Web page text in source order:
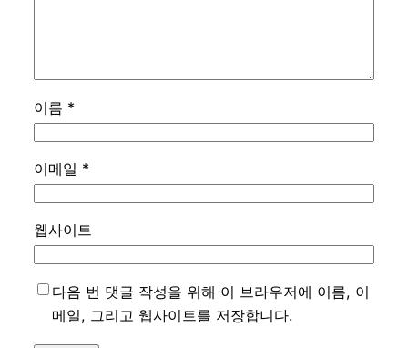
이름 *
이메일 *
웹사이트
다음 번 댓글 작성을 위해 이 브라우저에 이름, 이
메일, 그리고 웹사이트를 저장합니다.